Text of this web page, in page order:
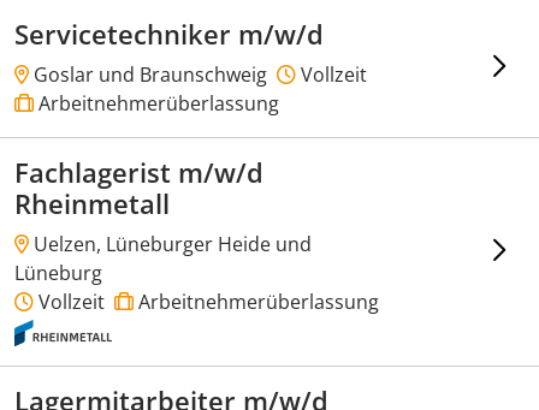
Servicetechniker m/w/d
Goslar und Braunschweig
Vollzeit
Arbeitnehmerüberlassung
Fachlagerist m/w/d
Rheinmetall
Uelzen, Lüneburger Heide und
Lüneburg
Vollzeit
Arbeitnehmerüberlassung
Lagermitarbeiter m/w/d